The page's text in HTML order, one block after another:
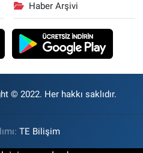
Haber Arşivi
© 2022. Her hakkı saklıdır.
TE Bilişim